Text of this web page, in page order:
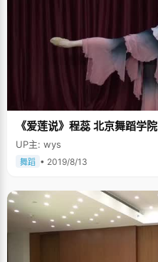
《爱莲说》程蕊 北京舞蹈学院
UP主: wys
舞蹈 • 2019/8/13